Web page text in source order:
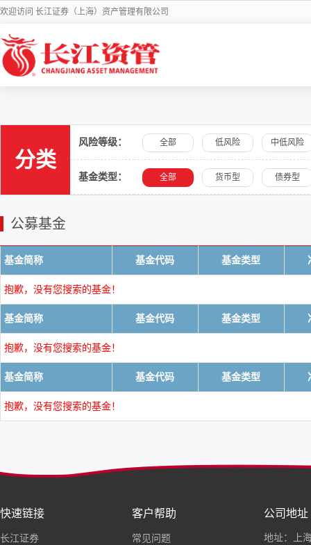
欢迎访问 长江证券（上海）资产管理有限公司
分类
风险等级： 全部 低风险 中低风险
基金类型： 全部 货币型 债券型
公募基金
基金简称 基金代码 基金类型
抱歉，没有您搜索的基金！
基金简称 基金代码 基金类型
抱歉，没有您搜索的基金！
基金简称 基金代码 基金类型
抱歉，没有您搜索的基金！
快速链接
长江证券
客户帮助
常见问题
公司地址
地址：上